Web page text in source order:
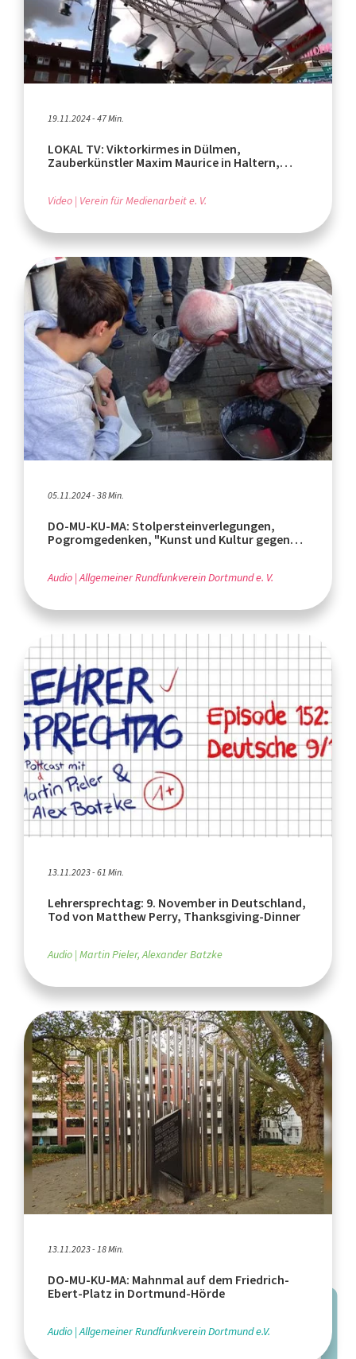
19.11.2024 - 47 Min.
LOKAL TV: Viktorkirmes in Dülmen,
Zauberkünstler Maxim Maurice in Haltern,
Video Verein für Medienarbeit e. V.
05.11.2024 - 38 Min.
DO-MU-KU-MA: Stolpersteinverlegungen,
Pogromgedenken, "Kunst und Kultur gegen
Audio Allgemeiner Rundfunkverein Dortmund e. V.
13.11.2023 - 61 Min.
Lehrersprechtag: 9. November in Deutschland,
Tod von Matthew Perry, Thanksgiving-Dinner
Audio Martin Pieler, Alexander Batzke
13.11.2023 - 18 Min.
DO-MU-KU-MA: Mahnmal auf dem Friedrich-
Ebert-Platz in Dortmund-Hörde
Audio Allgemeiner Rundfunkverein Dortmund e.V.